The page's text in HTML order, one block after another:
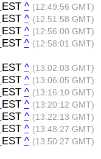
EST ^ (12:49:56 GMT)
EST ^ (12:51:58 GMT)
EST ^ (12:56:00 GMT)
EST ^ (12:58:01 GMT)
EST ^ (13:02:03 GMT)
EST ^ (13:06:05 GMT)
EST ^ (13:16:10 GMT)
EST ^ (13:20:12 GMT)
EST ^ (13:22:13 GMT)
EST ^ (13:48:27 GMT)
EST ^ (13:50:27 GMT)